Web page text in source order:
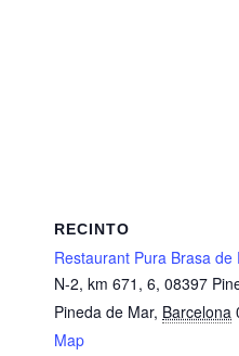
RECINTO
Restaurant Pura Brasa de
N-2, km 671, 6, 08397
Pineda de Mar, Barcelona
Map